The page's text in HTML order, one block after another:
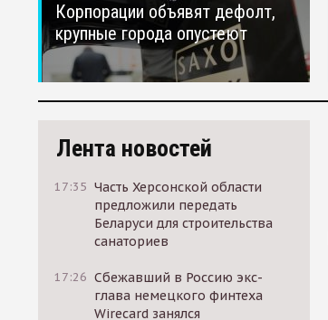
Корпорации объявят дефолт,
крупные города опустеют
Лента новостей
17:35 Часть Херсонской области
предложили передать
Беларуси для строительства
санаториев
17:26 Сбежавший в Россию экс-
глава немецкого финтеха
Wirecard занялся